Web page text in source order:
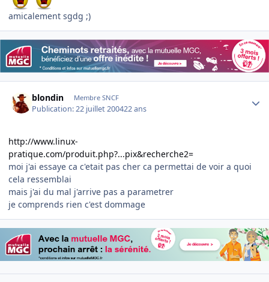
amicalement sgdg ;)
blondin Membre SNCF
Publication:22 juillet 200422 ans
http://www.linux-
pratique.com/produit.php?...pix&recherche2=
moi j'ai essaye ca c'etait pas cher ca permettai de voir a quoi
cela ressemblai
mais j'ai du mal j'arrive pas a parametrer
je comprends rien c'est dommage